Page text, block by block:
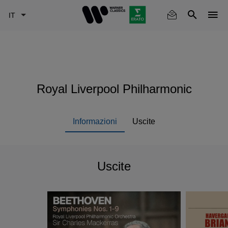
Royal Liverpool Philharmonic
Informazioni Uscite
Uscite